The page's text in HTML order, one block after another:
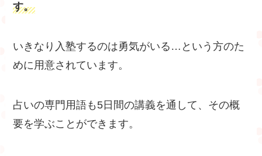
す。
いきなり入塾するのは勇気がいる…という方のた
めに用意されています。
占いの専門用語も5日間の講義を通して、その概
要を学ぶことができます。